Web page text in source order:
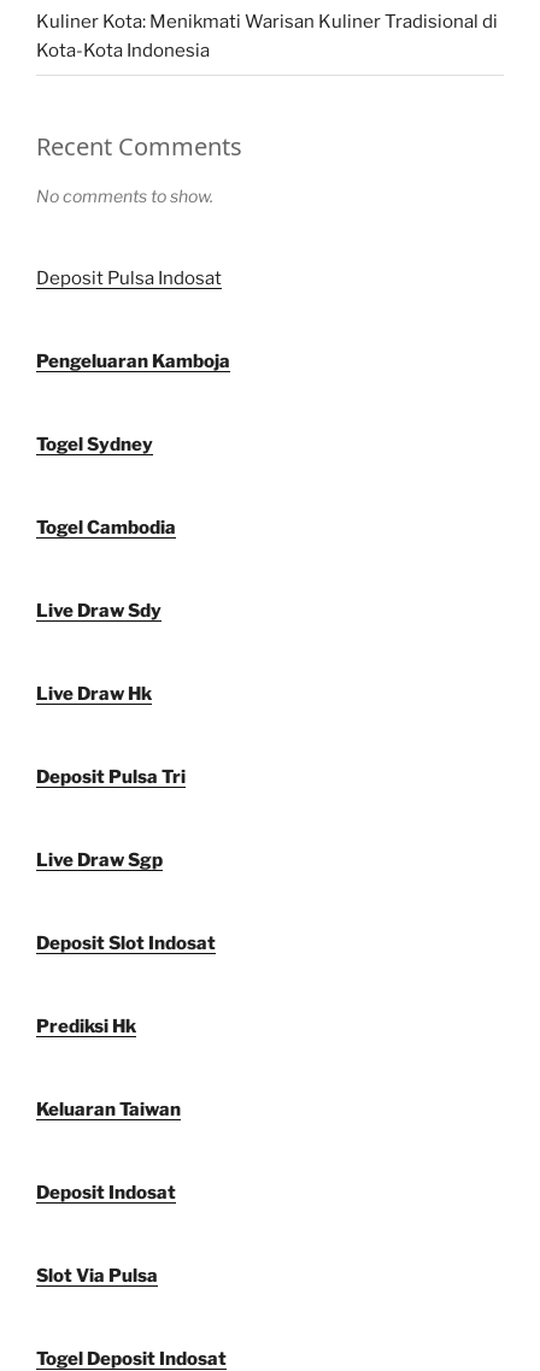
Kuliner Kota: Menikmati Warisan Kuliner Tradisional di
Kota-Kota Indonesia
Recent Comments
No comments to show.
Deposit Pulsa Indosat
Pengeluaran Kamboja
Togel Sydney
Togel Cambodia
Live Draw Sdy
Live Draw Hk
Deposit Pulsa Tri
Live Draw Sgp
Deposit Slot Indosat
Prediksi Hk
Keluaran Taiwan
Deposit Indosat
Slot Via Pulsa
Togel Deposit Indosat